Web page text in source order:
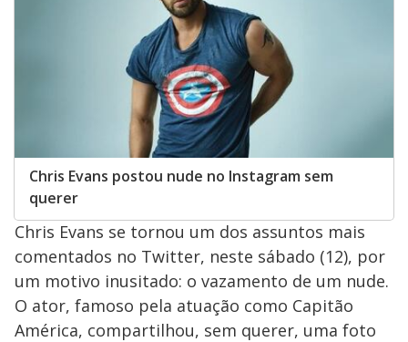
Chris Evans postou nude no Instagram sem
querer
Chris Evans se tornou um dos assuntos mais
comentados no Twitter, neste sábado (12), por
um motivo inusitado: o vazamento de um nude.
O ator, famoso pela atuação como Capitão
América, compartilhou, sem querer, uma foto